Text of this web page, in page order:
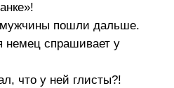
пошли дальше.
немец спрашивает у
что у ней глисты?!